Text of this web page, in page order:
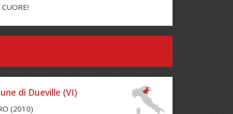
di Dueville (VI)
(2010)